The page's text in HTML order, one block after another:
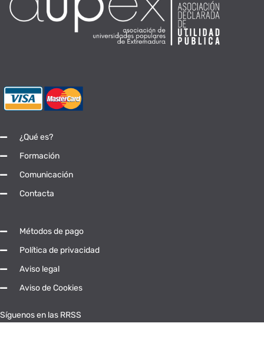
¿Qué es?
Formación
Comunicación
Contacta
Métodos de pago
Política de privacidad
Aviso legal
Aviso de Cookies
Síguenos en las RRSS